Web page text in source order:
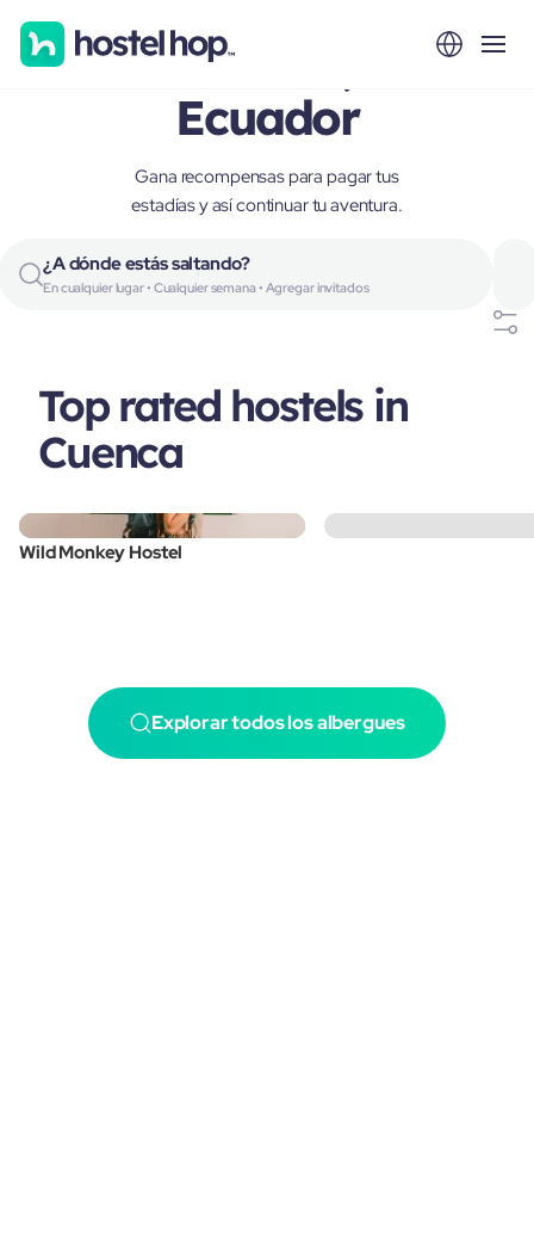
Cuenca,
Ecuador
Gana recompensas para pagar tus
estadías y así continuar tu aventura.
¿A dónde estás saltando?
En cualquier lugar • Cualquier semana • Agregar invitados
Top rated hostels in
Cuenca
Wild Monkey Hostel
Explorar todos los albergues